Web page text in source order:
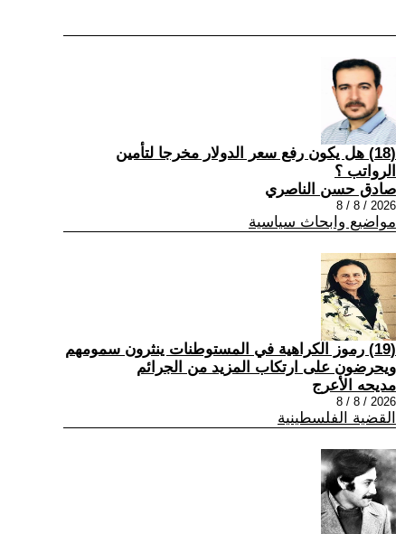
(18) هل يكون رفع سعر الدولار مخرجا لتأمين
الرواتب ؟
صادق حسن الناصري
2026 / 8 / 8
مواضيع وابحاث سياسية
(19) رموز الكراهية في المستوطنات ينثرون سمومهم
ويحرضون على ارتكاب المزيد من الجرائم
مديحه الأعرج
2026 / 8 / 8
القضية الفلسطينية